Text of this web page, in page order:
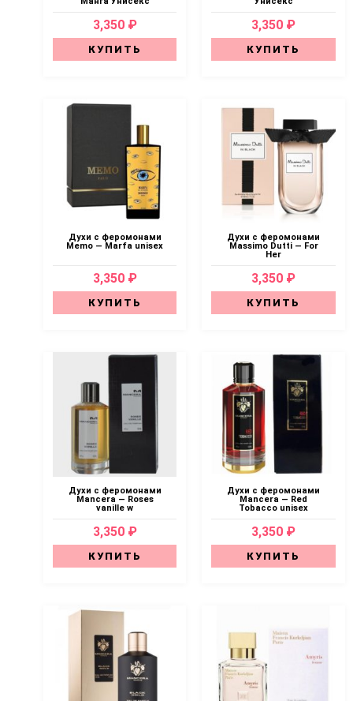
3,350 ₽
КУПИТЬ
3,350 ₽
КУПИТЬ
Духи с феромонами
Memo — Marfa unisex
3,350 ₽
КУПИТЬ
Духи с феромонами
Massimo Dutti — For
Her
3,350 ₽
КУПИТЬ
Духи с феромонами
Mancera — Roses
vanille w
3,350 ₽
КУПИТЬ
Духи с феромонами
Mancera — Red
Tobacco unisex
3,350 ₽
КУПИТЬ